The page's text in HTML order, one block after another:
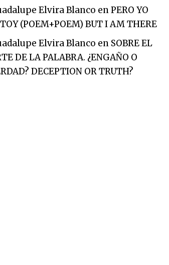
Elvira Blanco enPERO YO
(POEM+POEM) BUT I AM THERE
Elvira Blanco en SOBRE EL
DE LA PALABRA. ¿ENGAÑO O
DECEPTION OR TRUTH?